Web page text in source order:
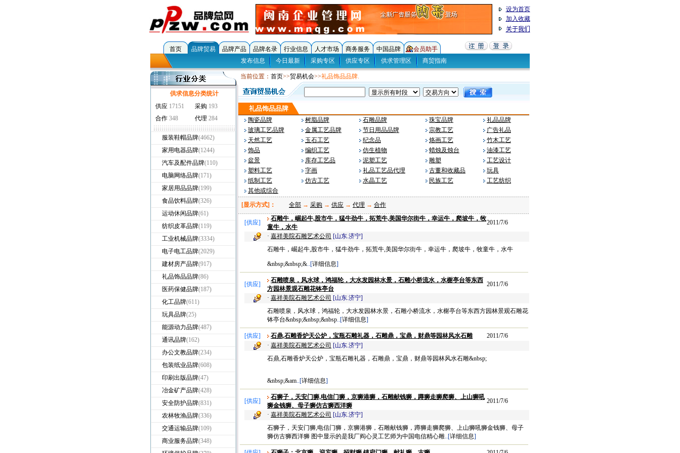
设为首页
加入收藏
关于我们
首页 品牌贸易 品牌产品 品牌名录 行业信息 人才市场 商务服务 中国品牌
会员助手
发布信息
今日最新 采购专区 供应专区 供求管理区 商贸指南
供求信息分类统计
服装鞋帽品牌(4662)
家用电器品牌(1244)
汽车及配件品牌(110)
电脑网络品牌(171)
家居用品品牌(199)
食品饮料品牌(326)
运动休闲品牌(61)
纺织皮革品牌(119)
工业机械品牌(3334)
电子电工品牌(2029)
建材房产品牌(917)
礼品饰品品牌(86)
医药保健品牌(187)
化工品牌(611)
玩具品牌(25)
能源动力品牌(487)
通讯品牌(162)
办公文教品牌(234)
包装纸业品牌(608)
印刷出版品牌(47)
冶金矿产品牌(428)
安全防护品牌(831)
农林牧渔品牌(336)
交通运输品牌(109)
商业服务品牌(348)
当前位置： 首页>>贸易机会>>礼品饰品品牌.
礼品饰品品牌
陶瓷品牌 树脂品牌 石雕品牌 珠宝品牌
礼品品牌
玻璃工艺品牌
金属工艺品牌 节日用品品牌 宗教工艺
广告礼品
天然工艺
玉石工艺 纪念品 烙画工艺
竹木工艺
饰品
编织工艺 仿生植物 蜡烛及烛台
油漆工艺
盆景
库存工艺品 泥塑工艺 雕塑
工艺设计
塑料工艺
字画 礼品工艺品代理 古董和收藏品
玩具
纸制工艺
仿古工艺 水晶工艺 民族工艺
工艺纺织
其他或综合
[显示方式]：
全部 → 采购 → 供应 → 代理 → 合作
[供应]
石雕牛，崛起牛,股市牛，猛牛劲牛，拓荒牛,美国华尔街牛，幸运牛，爬坡牛，牧
童牛，水牛
2011/7/6
· 嘉祥美院石雕艺术公司 [山东.济宁]
石雕牛，崛起牛,股市牛，猛牛劲牛，拓荒牛,美国华尔街牛，幸运牛，爬坡牛，牧童牛，水牛
&nbsp;&nbsp;&..[详细信息]
[供应]
石雕喷泉，风水球，鸿福轮，大水发园林水景，石雕小桥流水，水榭亭台等东西
方园林景观石雕花钵亭台
2011/7/6
· 嘉祥美院石雕艺术公司 [山东.济宁]
石雕喷泉，风水球，鸿福轮，大水发园林水景，石雕小桥流水，水榭亭台等东西方园林景观石雕花
钵亭台&nbsp;&nbsp;&nbsp..[详细信息]
[供应] 石鼎,石雕香炉天公炉，宝瓶石雕礼器，石雕鼎，宝鼎，财鼎等园林风水石雕
2011/7/6
· 嘉祥美院石雕艺术公司 [山东.济宁]
石鼎,石雕香炉天公炉，宝瓶石雕礼器，石雕鼎，宝鼎，财鼎等园林风水石雕&nbsp;
&nbsp;&am..[详细信息]
[供应]
石狮子，天安门狮,电信门狮，京狮港狮，石雕献钱狮，蹲狮走狮爬狮、上山狮吼
狮金钱狮、母子狮仿古狮西洋狮
2011/7/6
· 嘉祥美院石雕艺术公司 [山东.济宁]
石狮子，天安门狮,电信门狮，京狮港狮，石雕献钱狮，蹲狮走狮爬狮、上山狮吼狮金钱狮、母子
狮仿古狮西洋狮 图中显示的是我厂阎心灵工艺师为中国电信精心雕..[详细信息]